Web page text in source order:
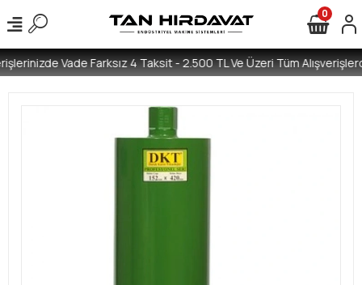
Vade Farksız 4 Taksit - 2.500 TL Ve Üzeri Tüm
0